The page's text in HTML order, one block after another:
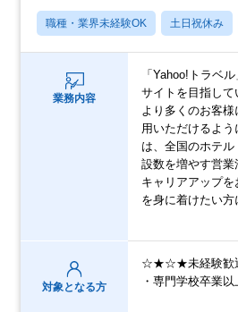
職種・業界未経験OK 土日祝休み
業務内容
「Yahoo!トラベ
サイトを目指して
より多くのお客
用いただけるよ
は、全国のホテ
設数を増やす営業
キャリアアップ
を身に着けたい方
対象となる方
☆★☆★未経験
・専門学校卒業以